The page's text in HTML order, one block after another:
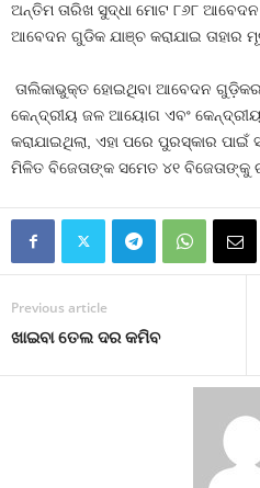
ଅନ୍ତିମ ତାରିଖ ସୁଦ୍ଧା ମୋଟ ୮୬୮
ଆବେଦନ ଗୁଡିକ ଯାଞ୍ଚ କରାଯାଇ ତାହାର
ତାଲିକାଭୁକ୍ତ ହୋଇଥିବା ଆବେଦନ
କେନ୍ଦ୍ରୀୟ ଜଳ ଆୟୋଗ ଏବଂ କେନ୍ଦ୍ରୀୟ
କରାଯାଇଥିଲା, ଏହା ପରେ ପୁରସ୍କାର
ମିଳିତ ବିଜେତାଙ୍କ ସମେତ ୪୧ ବିଜେତାଙ୍କୁ
Previous article
ଖାଇବା ତେଲ ଦର କମିବ